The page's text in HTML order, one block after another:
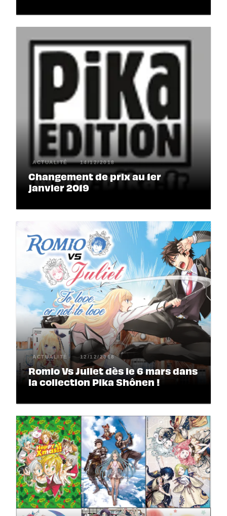
ACTUALITÉ 14/12/2018
Changement de prix au 1er
janvier 2019
ACTUALITÉ 12/12/2018
Romio Vs Juliet dès le 6 mars dans
la collection Pika Shônen !